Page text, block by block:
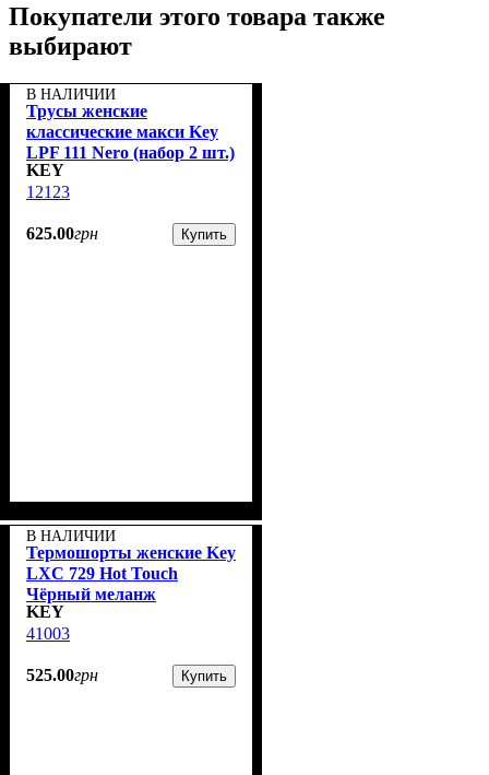
Покупатели этого товара также
выбирают
В НАЛИЧИИ
Трусы женские
классические макси Key
LPF 111 Nero (набор 2 шт.)
KEY
12123
625.00грн Купить
В НАЛИЧИИ
Термошорты женские Key
LXС 729 Hot Touch
Чёрный меланж
KEY
41003
525.00грн Купить